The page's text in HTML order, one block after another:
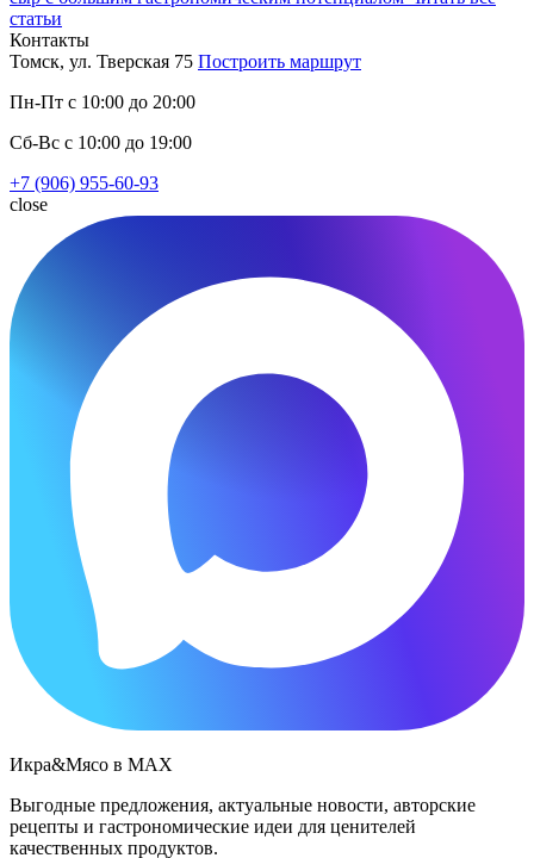
статьи
Контакты
Томск, ул. Тверская 75 Построить маршрут
Пн-Пт с 10:00 до 20:00
Сб-Вс с 10:00 до 19:00
+7 (906) 955-60-93
close
Икра&Мясо в МАХ
Выгодные предложения, актуальные новости, авторские
рецепты и гастрономические идеи для ценителей
качественных продуктов.